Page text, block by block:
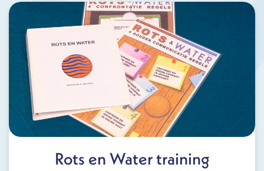
Rots en Water training